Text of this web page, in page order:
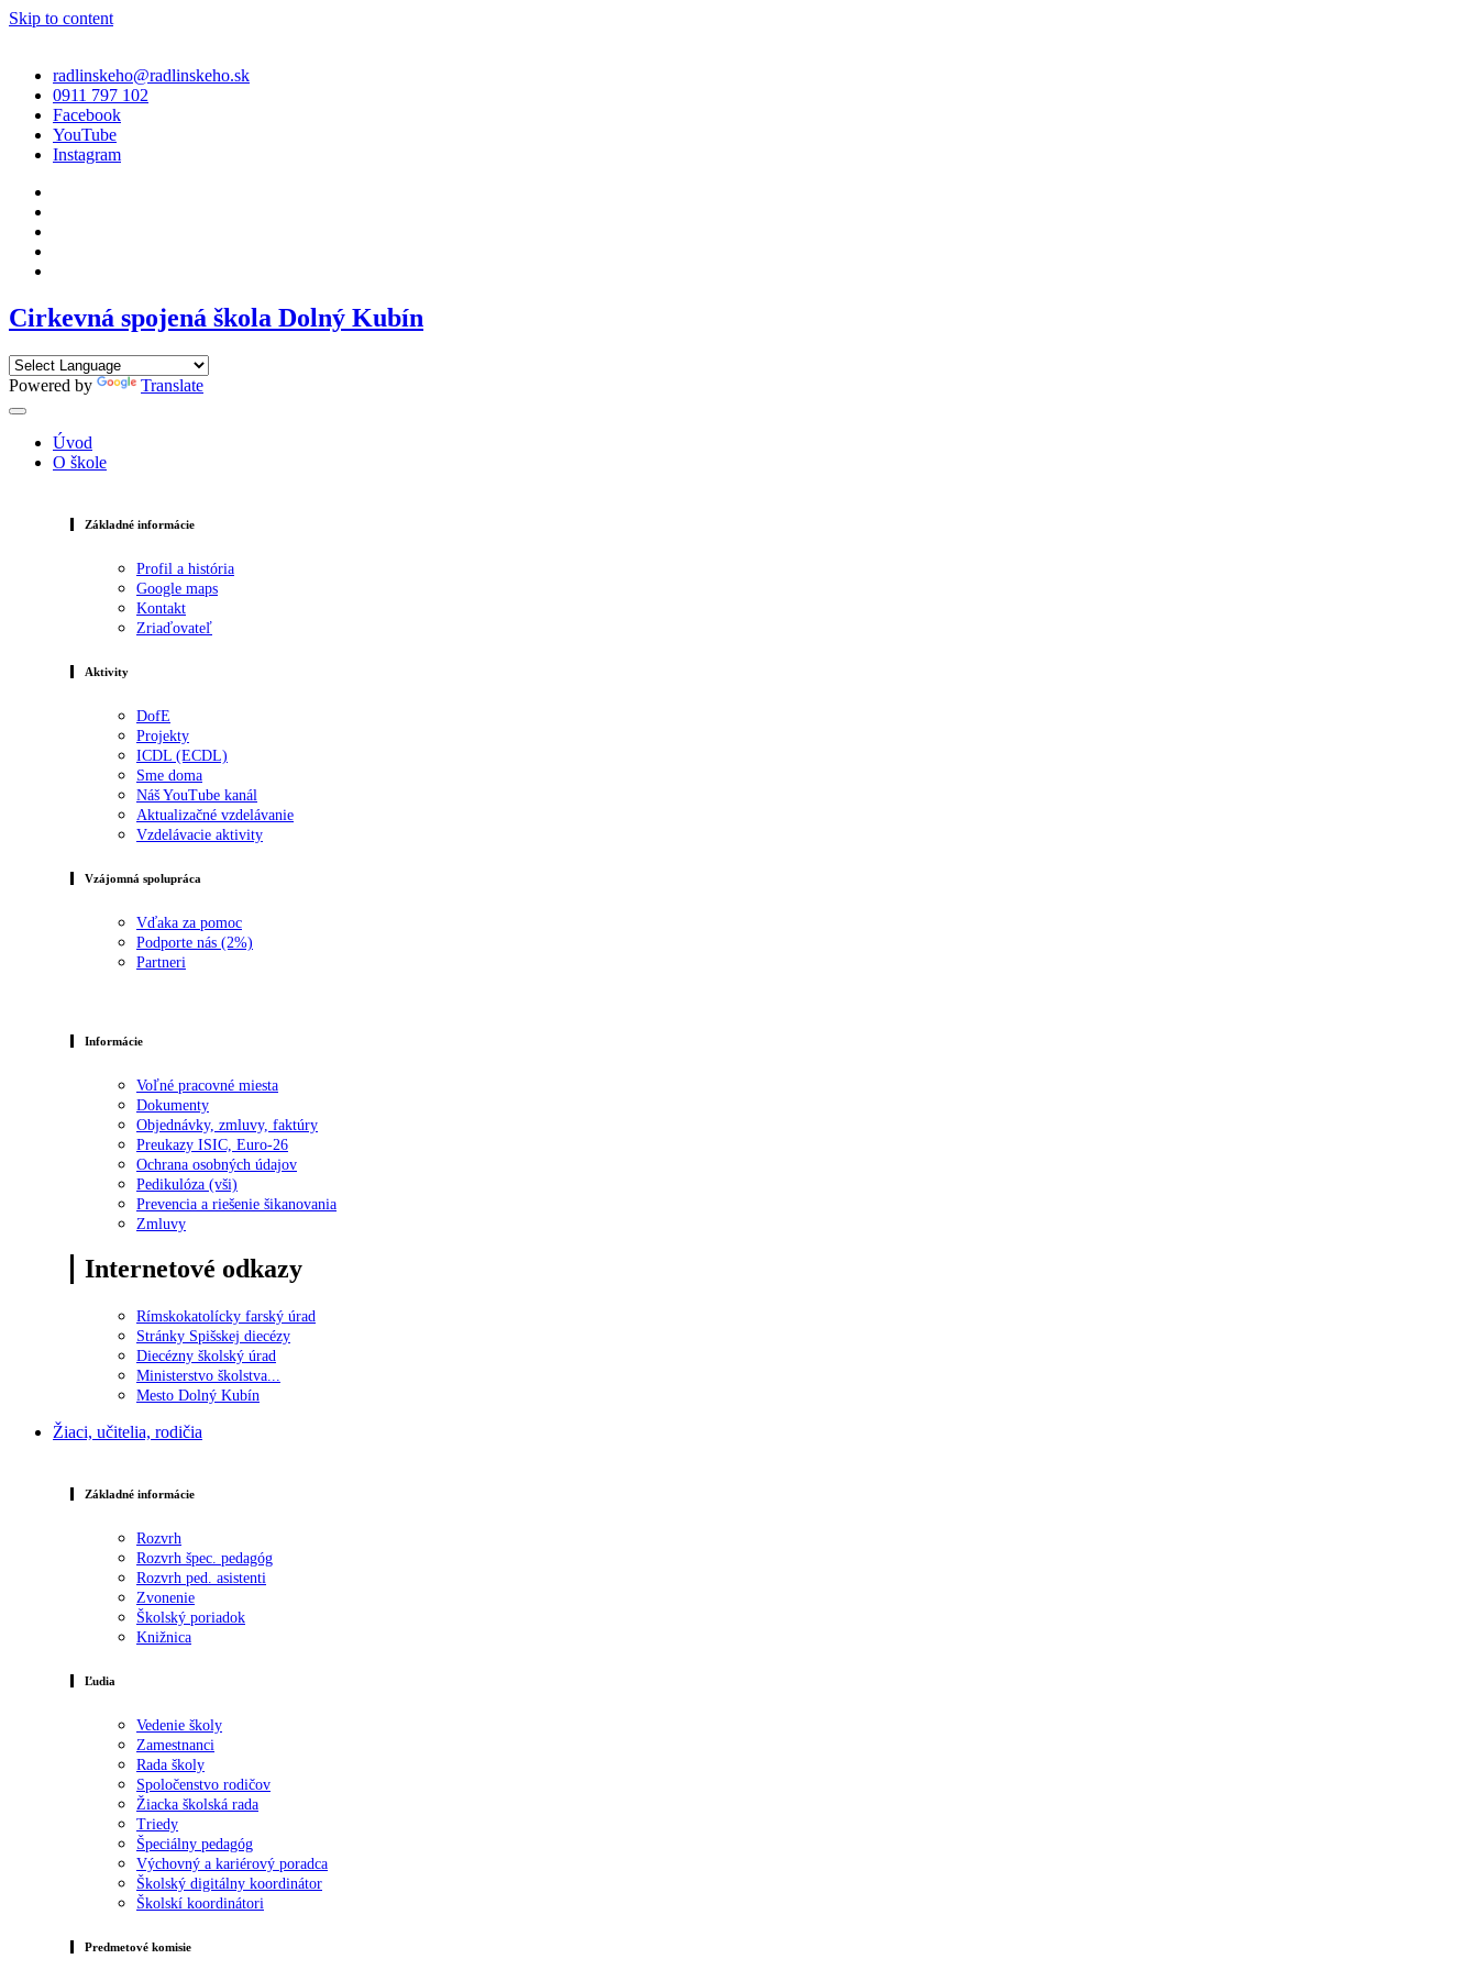
Skip to content
radlinskeho@radlinskeho.sk
0911 797 102
Facebook
YouTube
Instagram
Cirkevná spojená škola Dolný Kubín
Powered by Translate
Úvod
O škole
Základné informácie
Profil a história
Google maps
Kontakt
Zriaďovateľ
Aktivity
DofE
Projekty
ICDL (ECDL)
Sme doma
Náš YouTube kanál
Aktualizačné vzdelávanie
Vzdelávacie aktivity
Vzájomná spolupráca
Vďaka za pomoc
Podporte nás (2%)
Partneri
Informácie
Voľné pracovné miesta
Dokumenty
Objednávky, zmluvy, faktúry
Preukazy ISIC, Euro-26
Ochrana osobných údajov
Pedikulóza (vši)
Prevencia a riešenie šikanovania
Zmluvy
Internetové odkazy
Rímskokatolícky farský úrad
Stránky Spišskej diecézy
Diecézny školský úrad
Ministerstvo školstva...
Mesto Dolný Kubín
Žiaci, učitelia, rodičia
Základné informácie
Rozvrh
Rozvrh špec. pedagóg
Rozvrh ped. asistenti
Zvonenie
Školský poriadok
Knižnica
Ľudia
Vedenie školy
Zamestnanci
Rada školy
Spoločenstvo rodičov
Žiacka školská rada
Triedy
Špeciálny pedagóg
Výchovný a kariérový poradca
Školský digitálny koordinátor
Školskí koordinátori
Predmetové komisie